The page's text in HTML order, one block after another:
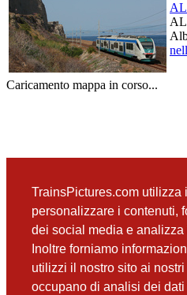
TrainsPictures.com utilizza
personalizzare i contenuti,
dei social media e analizza
Inoltre forniamo
utilizzi il nostro sito ai
occupano di analisi dei
Caricamento mappa in corso...